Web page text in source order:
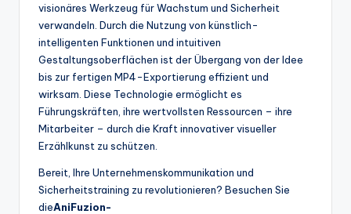
visionäres Werkzeug für Wachstum und Sicherheit
verwandeln. Durch die Nutzung von künstlich-
intelligenten Funktionen und intuitiven
Gestaltungsoberflächen ist der Übergang von der Idee
bis zur fertigen MP4-Exportierung effizient und
wirksam. Diese Technologie ermöglicht es
Führungskräften, ihre wertvollsten Ressourcen – ihre
Mitarbeiter – durch die Kraft innovativer visueller
Erzählkunst zu schützen.
Bereit, Ihre Unternehmenskommunikation und
Sicherheitstraining zu revolutionieren? Besuchen Sie
dieAniFuzion-